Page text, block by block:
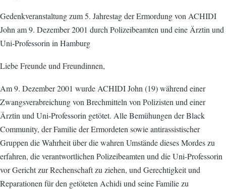
Gedenkveranstaltung zum 5. Jahrestag der Ermordung von ACHIDI
John am 9. Dezember 2001 durch Polizeibeamten und eine Ärztin und
Uni-Professorin in Hamburg
Liebe Freunde und Freundinnen,
Am 9. Dezember 2001 wurde ACHIDI John (19) während einer
Zwangsverabreichung von Brechmitteln von Polizisten und einer
Ärztin und Uni-Professorin getötet. Alle Bemühungen der Black
Community, der Familie der Ermordeten sowie antirassistischer
Gruppen die Wahrheit über die wahren Umstände dieses Mordes zu
erfahren, die verantwortlichen Polizeibeamten und die Uni-Professorin
vor Gericht zur Rechenschaft zu ziehen, und Gerechtigkeit und
Reparationen für den getöteten Achidi und seine Familie zu